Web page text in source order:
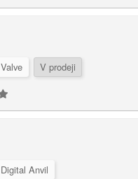
Valve
V prodeji
Digital Anvil